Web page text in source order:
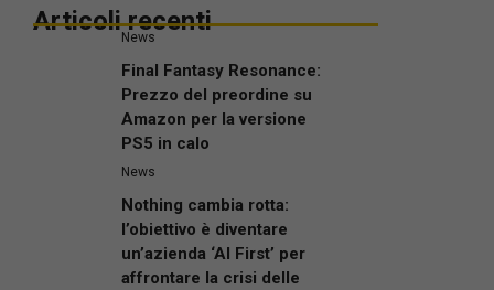
Articoli recenti
News
Final Fantasy Resonance:
Prezzo del preordine su
Amazon per la versione
PS5 in calo
News
Nothing cambia rotta:
l’obiettivo è diventare
un’azienda ‘AI First’ per
affrontare la crisi delle